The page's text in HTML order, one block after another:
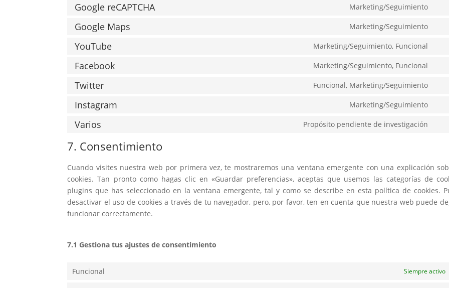
Google reCAPTCHA Marketing/Seguimiento
Google Maps Marketing/Seguimiento
YouTube Marketing/Seguimiento, Funcional
Facebook Marketing/Seguimiento, Funcional
Twitter Funcional, Marketing/Seguimiento
Instagram Marketing/Seguimiento
Varios Propósito pendiente de investigación
7. Consentimiento
Cuando visites nuestra web por primera vez, te mostraremos una ventana emergente con una explicación
cookies. Tan pronto como hagas clic en «Guardar preferencias», aceptas que usemos las categorías de
plugins que has seleccionado en la ventana emergente, tal y como se describe en esta política de cookies.
desactivar el uso de cookies a través de tu navegador, pero, por favor, ten en cuenta que nuestra web puede
funcionar correctamente.
7.1 Gestiona tus ajustes de consentimiento
Funcional Siempre activo